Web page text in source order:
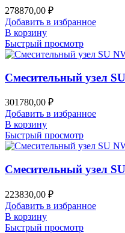
278870,00 ₽
Добавить в избранное
В корзину
Быстрый просмотр
Смесительный узел
301780,00 ₽
Добавить в избранное
В корзину
Быстрый просмотр
Смесительный узел
223830,00 ₽
Добавить в избранное
В корзину
Быстрый просмотр